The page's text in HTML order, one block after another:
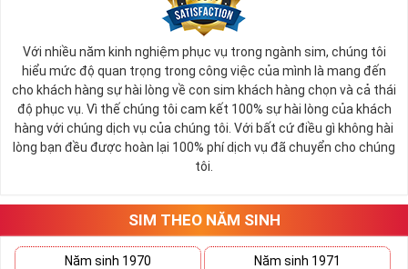
Với nhiều năm kinh nghiệm phục vụ trong ngành sim, chúng tôi
hiểu mức độ quan trọng trong công việc của mình là mang đến
cho khách hàng sự hài lòng về con sim khách hàng chọn và cả thái
độ phục vụ. Vì thế chúng tôi cam kết 100% sự hài lòng của khách
hàng với chúng dịch vụ của chúng tôi. Với bất cứ điều gì không hài
lòng bạn đều được hoàn lại 100% phí dịch vụ đã chuyển cho chúng
tôi.
SIM THEO NĂM SINH
Năm sinh 1970 Năm sinh 1971